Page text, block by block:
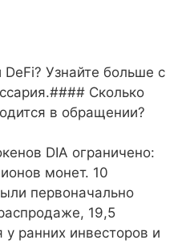
Узнайте больше с
Сколько
в обращении?
DIA ограничено:
монет. 10
первоначально
19,5
ранних инвесторов и